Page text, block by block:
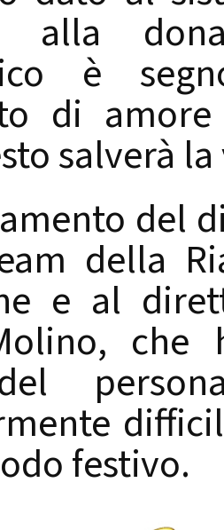
alla
è
di
salverà
del
della
e al
che
festivo.